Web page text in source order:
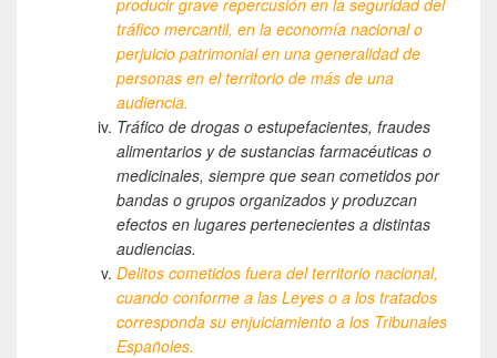
tráfico mercantil, en la economía nacional o
perjuicio patrimonial en una generalidad de
personas en el territorio de más de una
audiencia.
Tráfico de drogas o estupefacientes, fraudes
alimentarios y de sustancias farmacéuticas o
medicinales, siempre que sean cometidos por
bandas o grupos organizados y produzcan
efectos en lugares pertenecientes a distintas
audiencias.
Delitos cometidos fuera del territorio nacional,
cuando conforme a las Leyes o a los tratados
corresponda su enjuiciamiento a los Tribunales
Españoles.